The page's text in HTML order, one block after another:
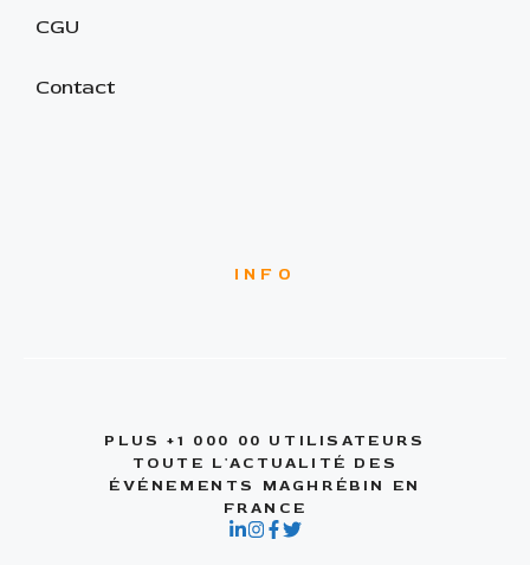
CGU
Contact
INFO
PLUS +1 000 00 UTILISATEURS
TOUTE L'ACTUALITÉ DES
ÉVÉNEMENTS MAGHRÉBIN EN
FRANCE